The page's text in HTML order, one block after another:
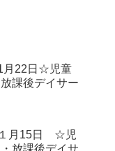
月22日☆児童
課後デイサー
月15日 ☆児
放課後デイサ